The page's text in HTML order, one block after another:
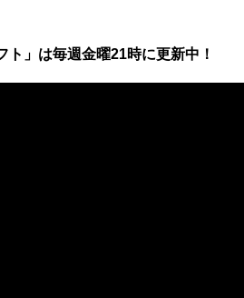
」は毎週金曜21時に更新中！